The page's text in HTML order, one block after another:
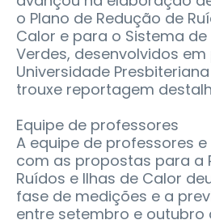
o Plano de Redução de
Calor e para o Sistema de
Verdes, desenvolvidos
Universidade Presbiteriana
trouxe reportagem
Equipe de professores
A equipe de professores
com as propostas para a
Ruídos e Ilhas de Calor
fase de medições e a
entre setembro e outubro